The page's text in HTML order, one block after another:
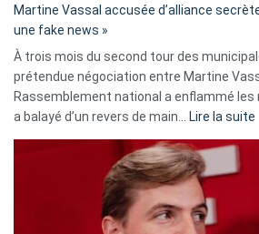
Martine Vassal accusée d’alliance secrète
une fake news »
À trois mois du second tour des
prétendue négociation entre Martine
Rassemblement national a enflammé les
a balayé d’un revers de main…
Lire la suite